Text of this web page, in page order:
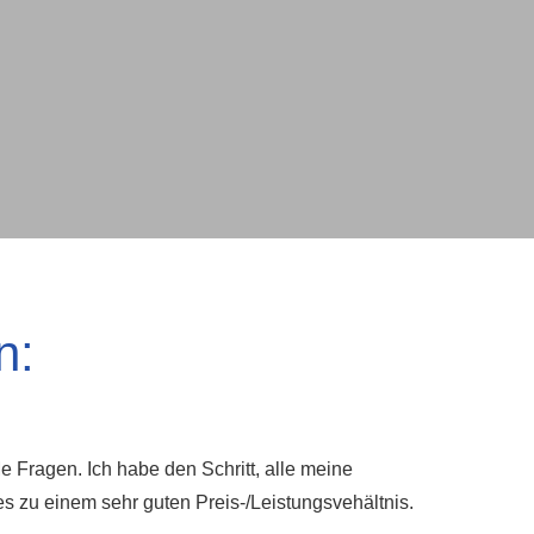
Fragen. Ich habe den Schritt, alle meine
zu einem sehr guten Preis-/Leistungsvehältnis.